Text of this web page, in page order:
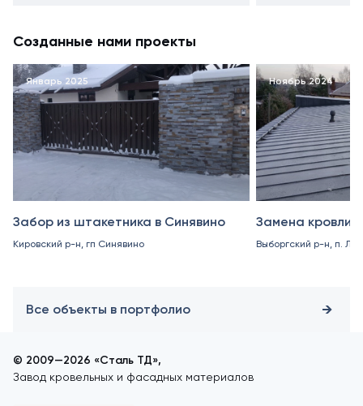
Созданные нами проекты
Январь 2025
Забор из штакетника в Синявино
Кировский р-н, гп Синявино
Ноябрь 2024
Замена кровли
Выборгский р-н, п.
Все объекты в портфолио
© 2009—2026 «Сталь ТД»,
Завод кровельных и фасадных материалов